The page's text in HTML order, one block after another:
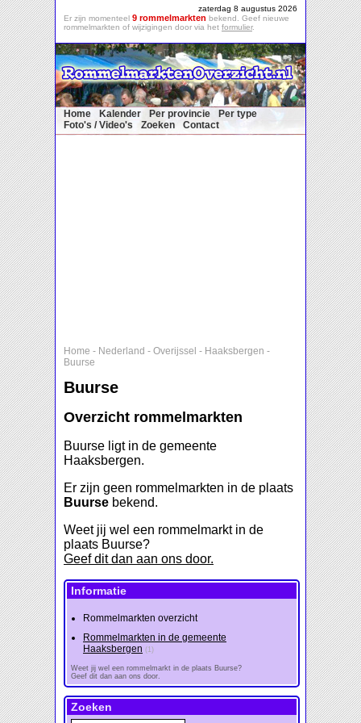
zaterdag 8 augustus 2026
Er zijn momenteel 9 rommelmarkten bekend. Geef nieuwe
rommelmarkten of wijzigingen door via het formulier.
Home Kalender Per provincie
Per type
Foto's / Video's
Zoeken Contact
Home - Nederland - Overijssel - Haaksbergen -
Buurse
Buurse
Overzicht rommelmarkten
Buurse ligt in de gemeente
Haaksbergen.
Er zijn geen rommelmarkten in de plaats
Buurse bekend.
Weet jij wel een rommelmarkt in de
plaats Buurse?
Geef dit dan aan ons door.
Informatie
Rommelmarkten overzicht
Rommelmarkten in de gemeente
Haaksbergen (1)
Weet jij wel een rommelmarkt in de plaats Buurse?
Geef dit dan aan ons door.
Zoeken